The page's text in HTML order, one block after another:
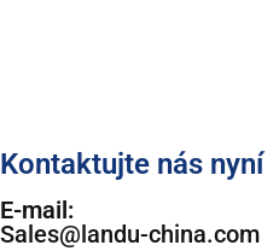
Kontaktujte nás nyní
E-mail:
Sales@landu-china.com